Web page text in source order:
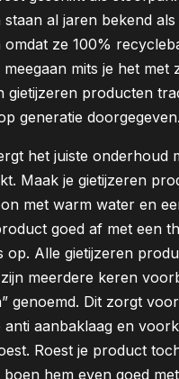
al jaren bekend
ze 100%
mits je het met
gietijzeren producten
generatie doorgegeven.
het juiste onderhoud
Maak je gietijzeren
met warm water en
goed af met een
op. Alle gietijzeren
meerdere keren
genoemd. Dit zorgt
anti aanbaklaag en
Roest je product
hem even goed